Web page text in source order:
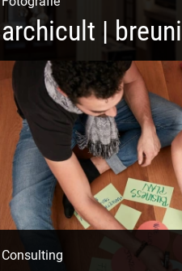
archicult |
Wasser im Fluss der Kurstadt
Consulting